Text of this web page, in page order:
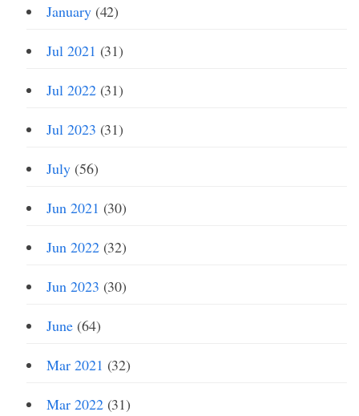
January(42)
Jul 2021 (31)
Jul 2022(31)
Jul 2023 (31)
July(56)
Jun 2021 (30)
Jun 2022(32)
Jun 2023 (30)
June(64)
Mar 2021 (32)
Mar 2022(31)